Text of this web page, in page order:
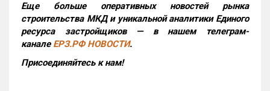
Еще больше оперативных новостей рынка
строительства МКД и уникальной аналитики Единого
ресурса застройщиков — в нашем телеграм-
канале ЕРЗ.РФ НОВОСТИ.
Присоединяйтесь к нам!